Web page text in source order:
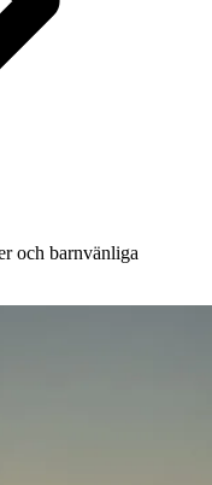
och barnvänliga